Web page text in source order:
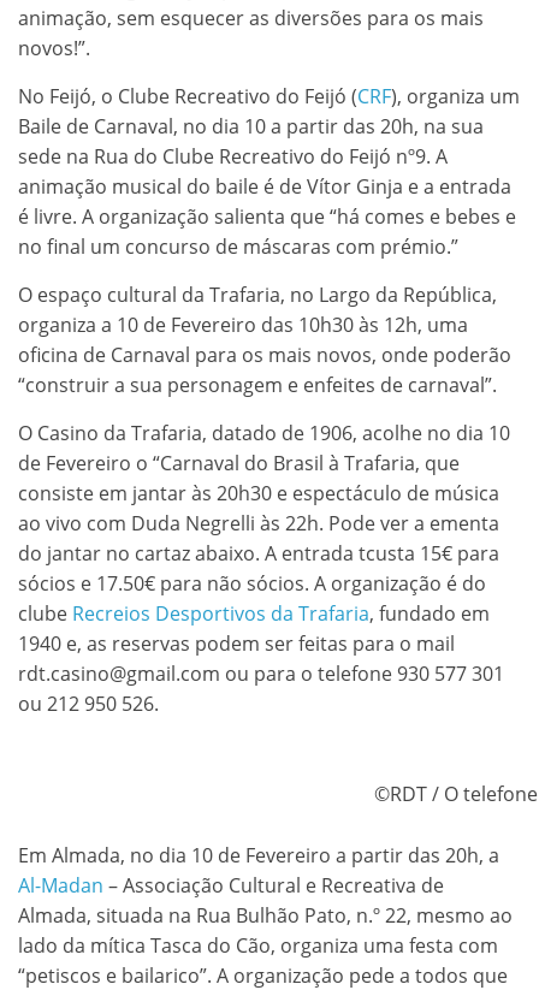
animação, sem esquecer as diversões para os mais
novos!”.
No Feijó, o Clube Recreativo do Feijó (CRF), organiza um
Baile de Carnaval, no dia 10 a partir das 20h, na sua
sede na Rua do Clube Recreativo do Feijó nº9. A
animação musical do baile é de Vítor Ginja e a entrada
é livre. A organização salienta que “há comes e bebes e
no final um concurso de máscaras com prémio.”
O espaço cultural da Trafaria, no Largo da República,
organiza a 10 de Fevereiro das 10h30 às 12h, uma
oficina de Carnaval para os mais novos, onde poderão
“construir a sua personagem e enfeites de carnaval”.
O Casino da Trafaria, datado de 1906, acolhe no dia 10
de Fevereiro o “Carnaval do Brasil à Trafaria, que
consiste em jantar às 20h30 e espectáculo de música
ao vivo com Duda Negrelli às 22h. Pode ver a ementa
do jantar no cartaz abaixo. A entrada tcusta 15€ para
sócios e 17.50€ para não sócios. A organização é do
clube Recreios Desportivos da Trafaria, fundado em
1940 e, as reservas podem ser feitas para o mail
rdt.casino@gmail.com ou para o telefone 930 577 301
ou 212 950 526.
©RDT / O
Em Almada, no dia 10 de Fevereiro a partir das 20h, a
Al-Madan – Associação Cultural e Recreativa de
Almada, situada na Rua Bulhão Pato, n.º 22, mesmo ao
lado da mítica Tasca do Cão, organiza uma festa com
“petiscos e bailarico”. A organização pede a todos que